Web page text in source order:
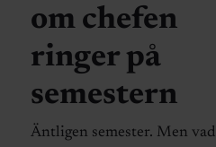
om chefen
ringer på
semestern
Äntligen semester. Men vad